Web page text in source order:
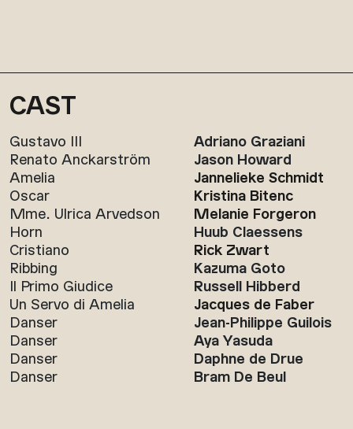
CAST
Gustavo III
Adriano Graziani
Renato Anckarström
Jason Howard
Amelia
Jannelieke Schmidt
Oscar
Kristina Bitenc
Mme. Ulrica Arvedson
Melanie Forgeron
Horn
Huub Claessens
Cristiano
Rick Zwart
Ribbing
Kazuma Goto
Il Primo Giudice
Russell Hibberd
Un Servo di Amelia
Jacques de Faber
Danser
Jean-Philippe Guilois
Danser
Aya Yasuda
Danser
Daphne de Drue
Danser
Bram De Beul